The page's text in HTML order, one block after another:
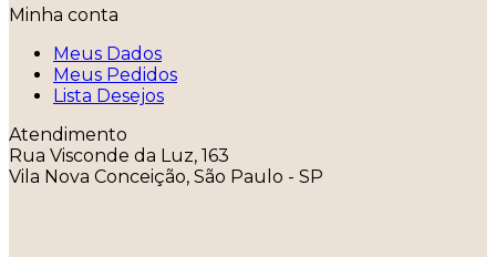
Minha conta
Meus Dados
Meus Pedidos
Lista Desejos
Atendimento
Rua Visconde da Luz, 163
Vila Nova Conceição, São Paulo - SP